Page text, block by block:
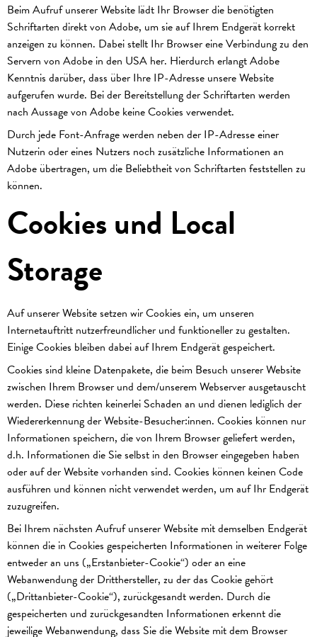
Beim Aufruf unserer Website lädt Ihr Browser die benötigten
Schriftarten direkt von Adobe, um sie auf Ihrem Endgerät korrekt
anzeigen zu können. Dabei stellt Ihr Browser eine Verbindung zu den
Servern von Adobe in den USA her. Hierdurch erlangt Adobe
Kenntnis darüber, dass über Ihre IP-Adresse unsere Website
aufgerufen wurde. Bei der Bereitstellung der Schriftarten werden
nach Aussage von Adobe keine Cookies verwendet.
Durch jede Font-Anfrage werden neben der IP-Adresse einer
Nutzerin oder eines Nutzers noch zusätzliche Informationen an
Adobe übertragen, um die Beliebtheit von Schriftarten feststellen zu
können.
Cookies und Local
Storage
Auf unserer Website setzen wir Cookies ein, um unseren
Internetauftritt nutzerfreundlicher und funktioneller zu gestalten.
Einige Cookies bleiben dabei auf Ihrem Endgerät gespeichert.
Cookies sind kleine Datenpakete, die beim Besuch unserer Website
zwischen Ihrem Browser und dem/unserem Webserver ausgetauscht
werden. Diese richten keinerlei Schaden an und dienen lediglich der
Wiedererkennung der Website-Besucher:innen. Cookies können nur
Informationen speichern, die von Ihrem Browser geliefert werden,
d.h. Informationen die Sie selbst in den Browser eingegeben haben
oder auf der Website vorhanden sind. Cookies können keinen Code
ausführen und können nicht verwendet werden, um auf Ihr Endgerät
zuzugreifen.
Bei Ihrem nächsten Aufruf unserer Website mit demselben Endgerät
können die in Cookies gespeicherten Informationen in weiterer Folge
entweder an uns („Erstanbieter-Cookie“) oder an eine
Webanwendung der Dritthersteller, zu der das Cookie gehört
(„Drittanbieter-Cookie“), zurückgesandt werden. Durch die
gespeicherten und zurückgesandten Informationen erkennt die
jeweilige Webanwendung, dass Sie die Website mit dem Browser